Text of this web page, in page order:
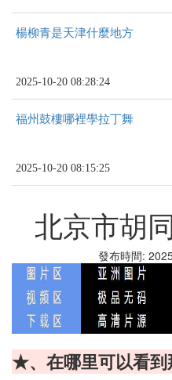
楊柳青是天津什麼地方
2025-10-20 08:28:24
福州鼓樓哪裡學拉丁舞
2025-10-20 08:15:25
北京市胡
發布時間:
★、在哪里可以看到